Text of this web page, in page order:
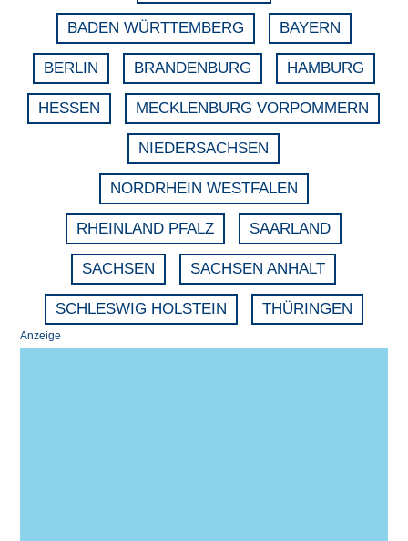
BADEN WÜRTTEMBERG BAYERN
BERLIN BRANDENBURG HAMBURG
HESSEN MECKLENBURG VORPOMMERN
NIEDERSACHSEN
NORDRHEIN WESTFALEN
RHEINLAND PFALZ SAARLAND
SACHSEN SACHSEN ANHALT
SCHLESWIG HOLSTEIN THÜRINGEN
Anzeige